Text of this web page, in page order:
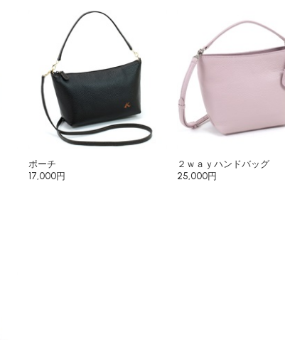
ポーチ
17,000円
２ｗａｙハンドバッグ
25,000円